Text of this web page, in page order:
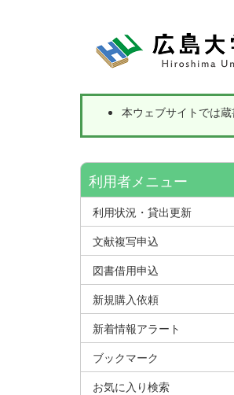
本ウェブサイトでは
利用者メニュー
利用状況・貸出更新
文献複写申込
図書借用申込
新規購入依頼
新着情報アラート
ブックマーク
お気に入り検索